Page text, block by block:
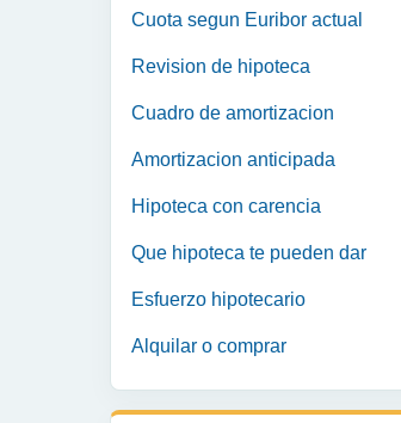
Cuota segun Euribor actual
Revision de hipoteca
Cuadro de amortizacion
Amortizacion anticipada
Hipoteca con carencia
Que hipoteca te pueden dar
Esfuerzo hipotecario
Alquilar o comprar